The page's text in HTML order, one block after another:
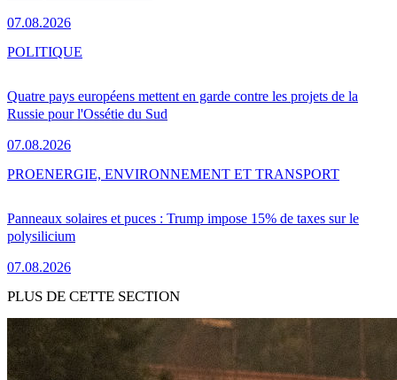
07.08.2026
Quatre pays européens mettent en garde contre les projets de la
Russie pour l'Ossétie du Sud
07.08.2026
POLITIQUE
Panneaux solaires et puces : Trump impose 15% de taxes sur le
polysilicium
07.08.2026
PROENERGIE, ENVIRONNEMENT ET TRANSPORT
PLUS DE CETTE SECTION